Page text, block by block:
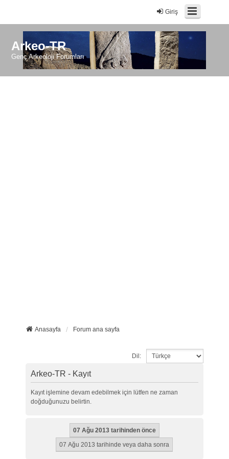
Giriş
Arkeo-TR
Genç Arkeoloji Forumları
Anasayfa Forum ana sayfa
Dil:
Arkeo-TR - Kayıt
Kayıt işlemine devam edebilmek için lütfen ne zaman
doğduğunuzu belirtin.